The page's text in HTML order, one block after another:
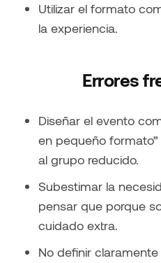
Utilizar el formato
la experiencia.
Errores
Diseñar el evento
en pequeño
al grupo reducido.
Subestimar la
pensar que porque
cuidado extra.
No definir